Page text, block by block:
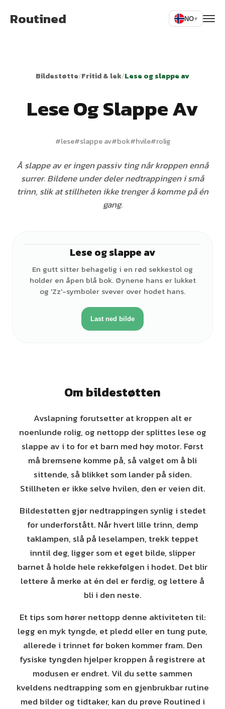
Routined NO▾
Bildestøtte/Fritid & lek/Lese og slappe av
Lese Og Slappe Av
#lese#slappe av#bok#hvile#rolig
Å slappe av er ingen passiv ting når kroppen ennå
surrer. Bildene under deler nedtrappingen i små
trinn, slik at stillheten ikke trenger å komme på én
gang.
Lese og slappe av
En gutt sitter behagelig i en rød sekkestol og
holder en åpen blå bok. Øynene hans er lukket
og 'Zz'-symboler svever over hodet hans.
Last ned bilde
Om bildestøtten
Avslapning forutsetter at kroppen alt er
noenlunde rolig, og nettopp der splittes lese og
slappe av i to for et barn med høy motor. Først
må bremsene komme på, så valget om å bli
sittende, så blikket som lander på siden.
Stillheten er ikke selve hvilen, den er veien dit.
Bildestøtten gjør nedtrappingen synlig i stedet
for underforstått. Når hvert lille trinn, demp
taklampen, slå på leselampen, trekk teppet
inntil deg, ligger som et eget bilde, slipper
barnet å holde hele rekkefølgen i hodet. Det blir
lettere å merke at én del er ferdig, og lettere å
bli i den neste.
Et tips som hører nettopp denne aktiviteten til:
legg en myk tyngde, et pledd eller en tung pute,
allerede i trinnet før boken kommer fram. Den
fysiske tyngden hjelper kroppen å registrere at
modusen er endret. Vil du sette sammen
kveldens nedtrapping som en gjenbrukbar rutine
med bilder og tidtaker, kan du prøve Routined i